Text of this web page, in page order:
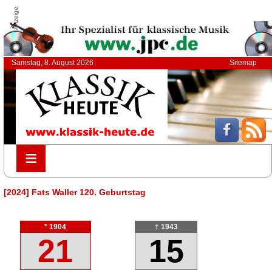
Anzeige
Samstag, 8. August 2026 Sitemap
≡
≡
[2024] Fats Waller 120. Geburtstag
* 1904
21
† 1943
15